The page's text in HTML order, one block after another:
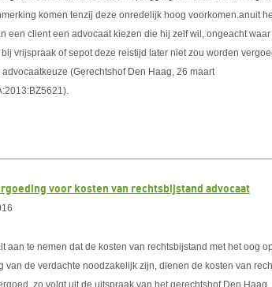
komen tenzij deze onredelijk hoog voorkomen.anuit
een client een advocaat kiezen die hij zelf wil, ongeacht
vrijspraak of sepot deze reistijd later niet zou worden
(Gerechtshof Den Haag, 26 maart
voor kosten van rechtsbijstand advocaat
aan te nemen dat de kosten van rechtsbijstand met het oog
van de verdachte noodzakelijk zijn, dienen de kosten van
zo volgt uit de uitspraak van het gerechtshof Den